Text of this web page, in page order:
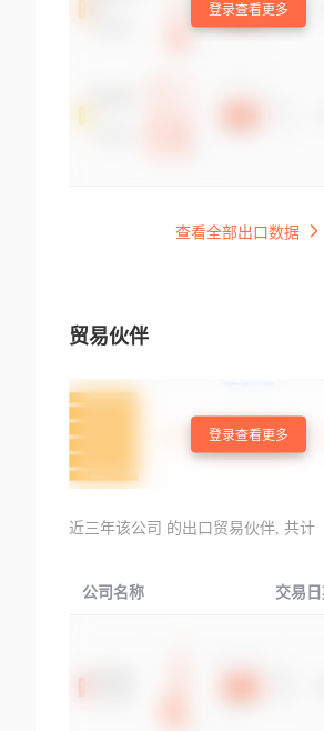
登录查看更多
查看全部出口数据
贸易伙伴
登录查看更多
近三年该公司 的出口贸易伙伴, 共计
公司名称 交易